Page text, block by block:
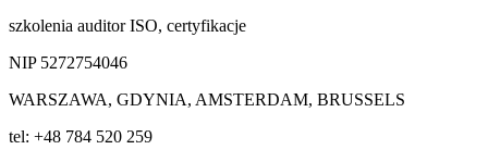
szkolenia auditor ISO, certyfikacje
NIP 5272754046
WARSZAWA, GDYNIA, AMSTERDAM, BRUSSELS
tel: +48 784 520 259